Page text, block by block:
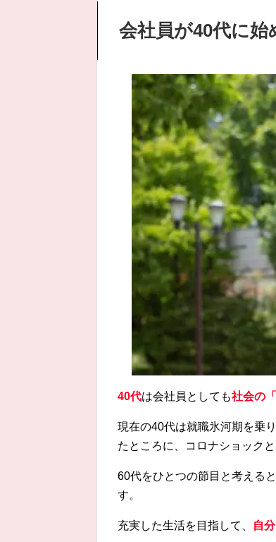
会社員が40代に
40代は会社員としても社会の「
現在の40代は就職氷河期を乗
たところに、コロナショック
60代をひとつの節目と考える
す。
充実した生活を目指して、 自